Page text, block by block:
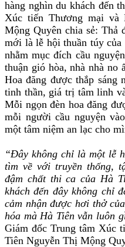
hàng nghìn du khách đến
Xúc tiến Thương mại
Mộng Quyên chia sẻ: Thả
mới là lễ hội thuần túy
nhằm mục đích cầu
thuận gió hòa, nhà nhà
Hoa đăng được thắp
tinh thần, giá trị tâm linh
Mỗi ngọn đèn hoa đăng
mỗi người cầu nguyện
một tâm niệm an lạc cho
“Đây không chỉ là một lễ
tìm về với truyền thống,
đậm chất thi ca của Hà
khách đến đây không chỉ
cảm nhận được hơi thở
hóa mà Hà Tiên vẫn luôn
Giám đốc Trung tâm Xúc
Tiên Nguyễn Thị Mộng